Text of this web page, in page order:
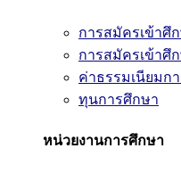
การสมัครเข้า
การสมัครเข้า
ค่าธรรมเนียมก
ทุนการศึกษา
หน่วยงานการศึกษา